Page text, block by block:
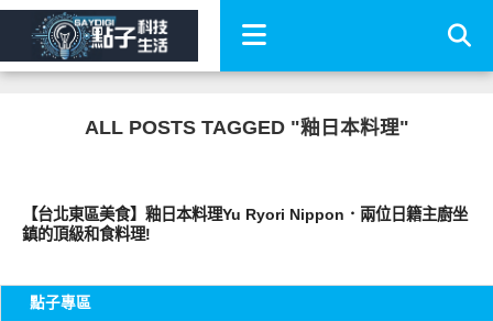
ALL POSTS TAGGED "釉日本料理"
【台北東區美食】釉日本料理Yu Ryori Nippon．兩位日籍主廚坐
鎮的頂級和食料理!
點子專區